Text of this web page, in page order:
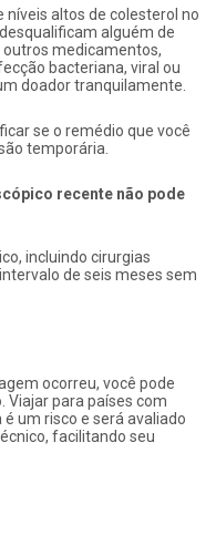
níveis altos de colesterol no
alguém de
medicamentos,
bacteriana, viral ou
doador tranquilamente.
se o remédio que você
temporária.
recente não pode
incluindo cirurgias
de seis meses sem
ocorreu, você pode
Viajar para países com
um risco e será avaliado
facilitando seu